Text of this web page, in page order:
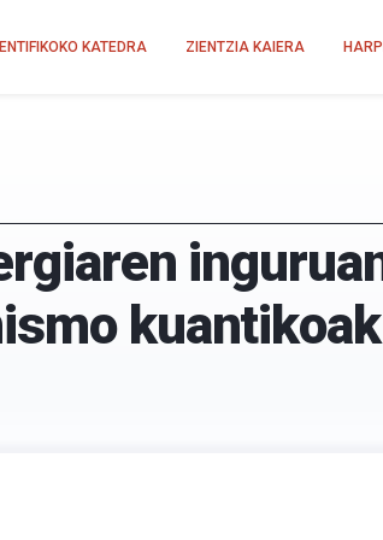
KATEDRA ZIENTZIA KAIERA